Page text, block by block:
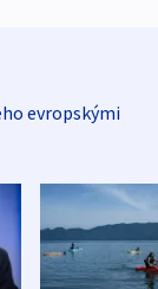
evropskými